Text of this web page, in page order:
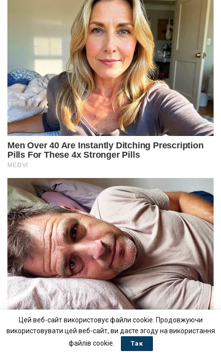
Цей веб-сайт використовує файли cookie. Продовжуючи
використовувати цей веб-сайт, ви даєте згоду на використання
файлів cookie.
Так